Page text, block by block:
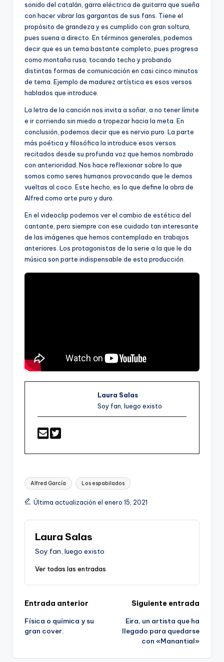
sonido del catalán, garra eléctrica de guitarra que sueña
con hacer vibrar las gargantas de sus fans. Tiene el
propósito de grandeza y es cumplido con gran soltura,
pues suena a directo. En términos generales, podemos
decir que es un tema bastante completo, pues progresa
como montaña rusa, tocando techo y probando
distintas formas de comunicación en casi cinco minutos
de tema. Ejemplo de madurez artística es esos versos
hablados que introduce.
La letra de la canción nos invita a soñar, a no tener límite
e ir corriendo sin miedo a tropezar hacia la meta. En
conclusión, podemos decir que es nervio puro. La parte
más poética y filosófica la introduce esos versos
recitados desde su profunda voz que hemos nombrado
con anterioridad. Nos hace reflexionar sobre lo que
somos como seres humanos provocando que le demos
vueltas al coco. Este hecho, es lo que define la obra de
Alfred como arte puro y duro.
En el videoclip podemos ver el cambio de estética del
cantante, pero siempre con ese cuidado tan interesante
de las imágenes que hemos contemplado en trabajos
anteriores. Los protagonistas de la serie a la que le da
música son parte indispensable de esta producción.
Laura Salas
Soy fan, luego existo
Etiquetas:
Alfred García Los espabilados
Última actualización el enero 15, 2021
Laura Salas
Soy fan, luego existo
Ver todas las entradas
Navegación
de
Entrada anterior
Física o química y su
gran cover.
Siguiente entrada
Eira, un artista que ha
llegado para quedarse
con «Manantial»